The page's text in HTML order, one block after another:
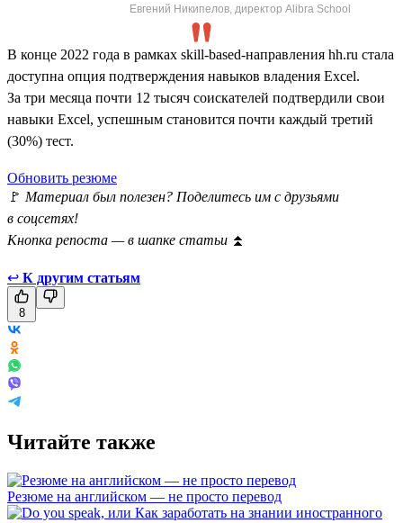
Евгений Никипелов, директор Alibra School
В конце 2022 года в рамках skill-based-направления hh.ru стала
доступна опция подтверждения навыков владения Excel.
За три месяца почти 12 тысяч соискателей подтвердили свои
навыки Excel, успешным становится почти каждый третий
(30%) тест.
Обновить резюме
🚩 Материал был полезен? Поделитесь им с друзьями
в соцсетях!
Кнопка репоста — в шапке статьи ⏫
↩ К другим статьям
8
Читайте также
Резюме на английском — не просто перевод